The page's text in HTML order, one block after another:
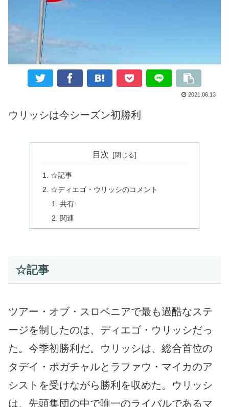
2021.06.13
ウリッシは今シーズン初勝利
目次
☆記事
☆ディエゴ・ウリッシのコメント
共有:
関連
☆記事
ツアー・オブ・スロベニアで最も過酷なステ
ージを制したのは、ディエゴ・ウリッシだっ
た。今季初勝利だ。ウリッシは、総合首位の
タデイ・ポガチャルとラファウ・マイカのア
シストを受けながら勝利を収めた。ウリッシ
は、先頭集団の中で唯一のライバルであるマ